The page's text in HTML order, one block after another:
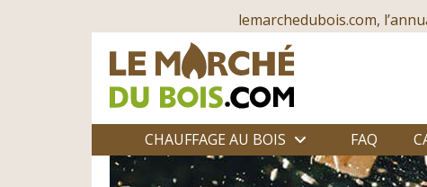
lemarchedubois.com,
CHAUFFAGE AU BOIS FAQ